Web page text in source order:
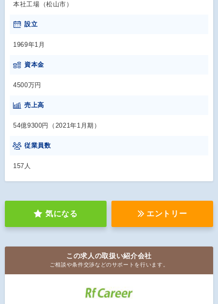
本社工場（松山市）
設立
1969年1月
資本金
4500万円
売上高
54億9300円（2021年1月期）
従業員数
157人
気になる エントリー
この求人の取扱い紹介会社
ご相談や条件交渉などのサポートを行います。